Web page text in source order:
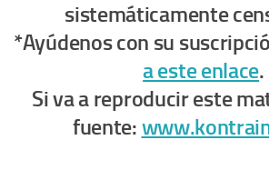
sistemáticamente
*Ayúdenos con su
a este enlace.
Si va a reproducir este
fuente: